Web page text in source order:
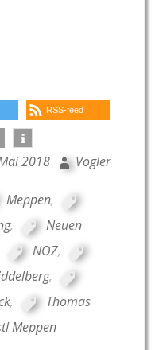
RSS-feed
2018 Vogler
Meppen,
,
Neuen
NOZ,
,
,
Thomas
Meppen